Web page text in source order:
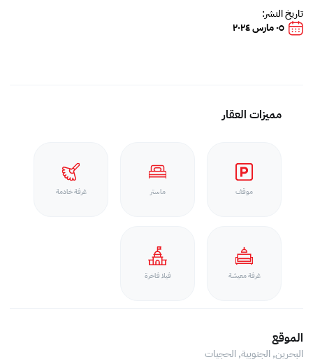
تاريخ النشر:
٠٥ مارس ٢٠٢٤
مميزات العقار
موقف ماستر غرفة خادمة
غرفة معيشة فيلا فاخرة
الموقع
البحرين, الجنوبية,الحجيات